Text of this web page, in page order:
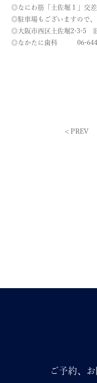
◎なにわ筋「土佐堀１」交差
◎駐車場もございますので、
◎大阪市西区土佐堀2-3-5
◎なかたに歯科 06-
< PREV
ご予約、